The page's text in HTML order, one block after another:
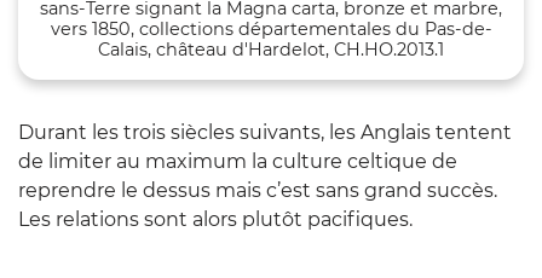
sans-Terre signant la Magna carta, bronze et marbre,
vers 1850, collections départementales du Pas-de-
Calais, château d'Hardelot, CH.HO.2013.1
Durant les trois siècles suivants, les Anglais tentent
de limiter au maximum la culture celtique de
reprendre le dessus mais c’est sans grand succès.
Les relations sont alors plutôt pacifiques.